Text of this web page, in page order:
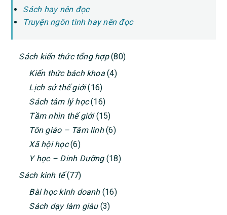
Sách hay nên đọc
Truyện ngôn tình hay nên đọc
PRIMARY
SIDEBAR
Sách kiến thức tổng hợp(80)
Kiến thức bách khoa(4)
Lịch sử thế giới(16)
Sách tâm lý học(16)
Tầm nhìn thế giới(15)
Tôn giáo – Tâm linh(6)
Xã hội học(6)
Y học – Dinh Dưỡng(18)
Sách kinh tế(77)
Bài học kinh doanh(16)
Sách dạy làm giàu(3)